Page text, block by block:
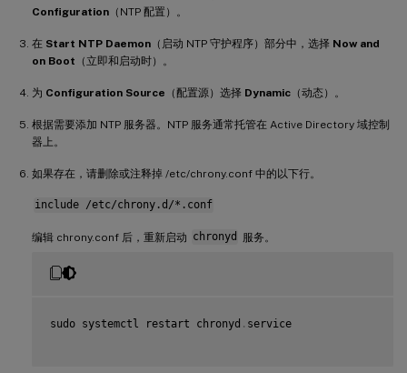
Configuration （NTP 配置）。
在 Start NTP Daemon （启动 NTP 守护程序）部分中，选择 Now and
on Boot （立即和启动时）。
为 Configuration Source （配置源）选择 Dynamic （动态）。
根据需要添加 NTP 服务器。NTP 服务通常托管在 Active Directory 域控制
器上。
如果存在，请删除或注释掉 /etc/chrony.conf 中的以下行。
include /etc/chrony.d/*.conf
编辑 chrony.conf 后，重新启动 chronyd 服务。
sudo systemctl restart chronyd . service